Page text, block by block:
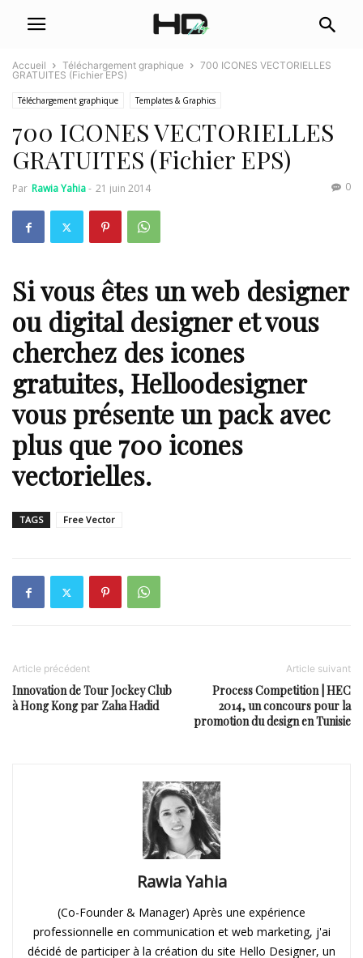
Accueil Téléchargement graphique
700 ICONES VECTORIELLES
GRATUITES (Fichier EPS)
Téléchargement graphique Templates & Graphics
700 ICONES VECTORIELLES
GRATUITES (Fichier EPS)
Par Rawia Yahia- 21 juin 2014 0
Si vous êtes unweb designer
ou digital designeret vous
cherchez des icones
gratuites, Helloodesigner
vous présente un pack avec
plus que 700 icones
vectorielles.
TAGS Free Vector
Article précédent
Innovation de Tour Jockey Club
à Hong Kong par Zaha Hadid
Article suivant
Process Competition | HEC
2014, un concours pour la
promotion du design en Tunisie
Rawia Yahia
(Co-Founder & Manager) Après une expérience
professionnelle en communication et web marketing, j'ai
décidé de participer à la création du site Hello Designer, un